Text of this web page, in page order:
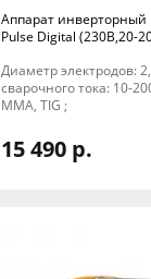
Аппарат инверторный
Pulse Digital (230В,20-
Диаметр электродов:
сварочного тока: 10-
MMA, TIG ;
15 490 р.